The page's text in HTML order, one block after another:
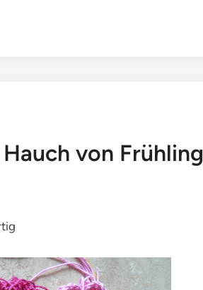
von Frühling